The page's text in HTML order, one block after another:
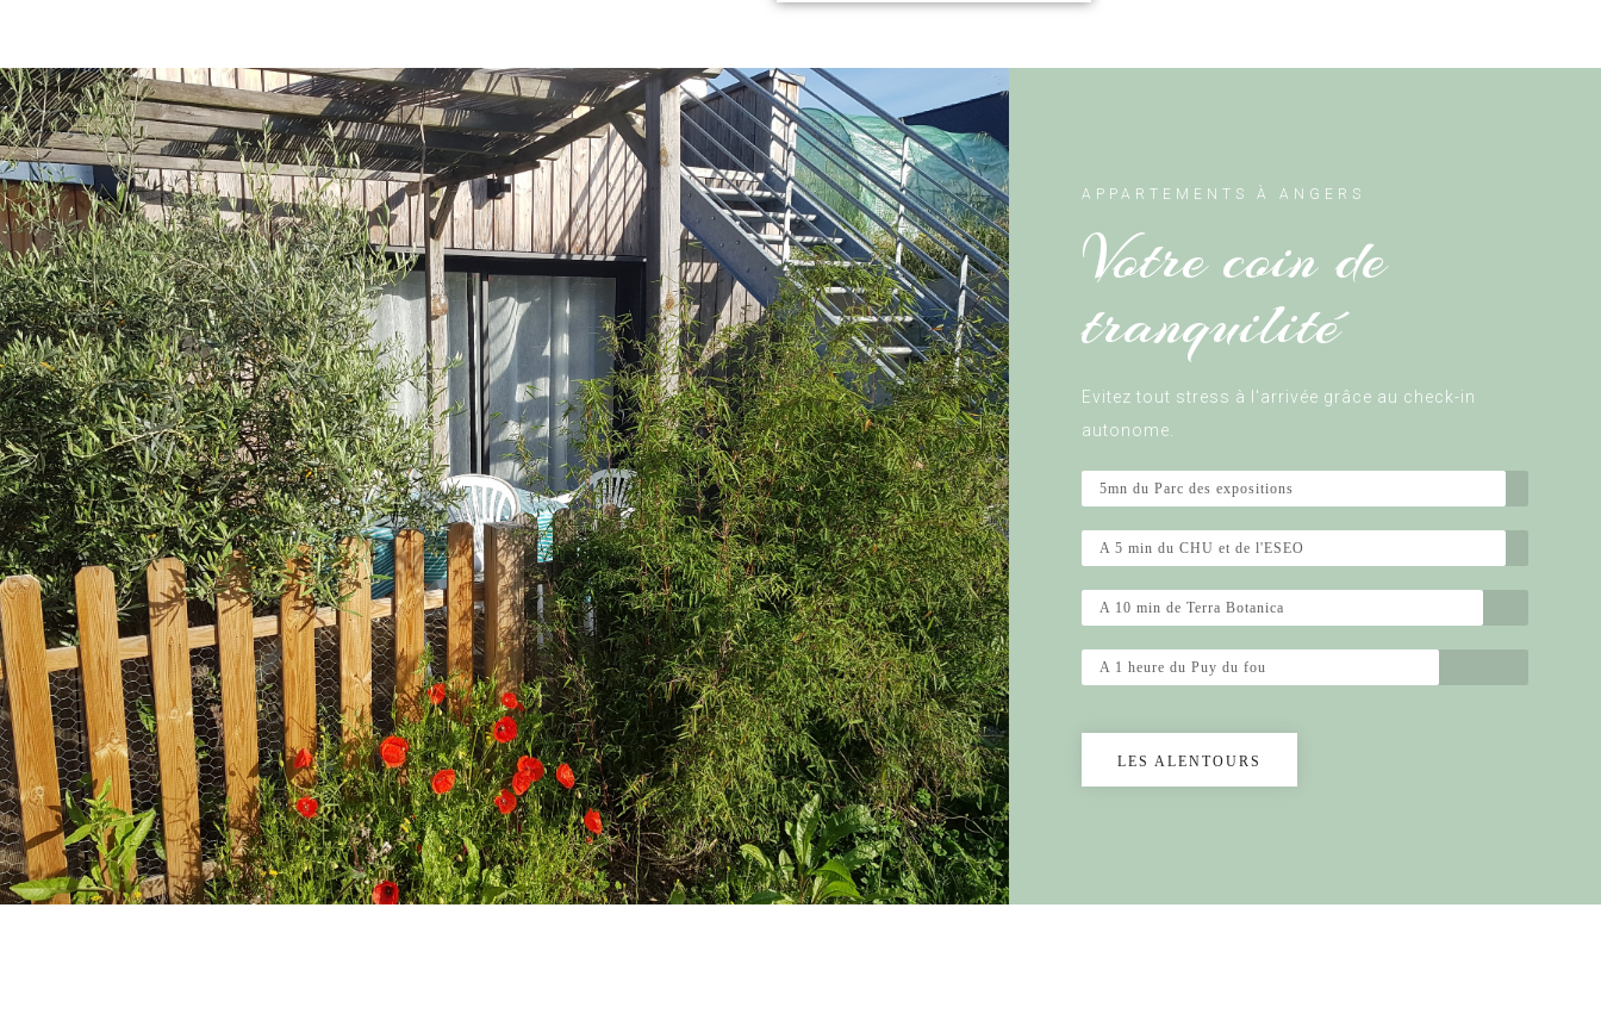
APPARTEMENTS À ANGERS
Votre coin de
tranquilité
Evitez tout stress à l'arrivée grâce au check-in
autonome.
5mn du Parc des expositions
A 5 min du CHU et de l'ESEO
A 10 min de Terra Botanica
A 1 heure du Puy du fou
LES ALENTOURS